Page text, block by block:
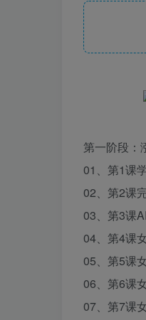
第一阶段：
01、第1课
02、第2课
03、第3课
04、第4课
05、第5课
06、第6课
07、第7课